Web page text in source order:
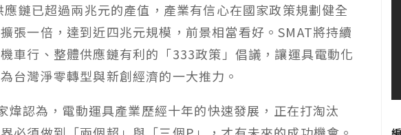
鏈已超過兩兆元的產值，產業有信心在國家政策規劃健全
張一倍，達到近四兆元規模，前景相當看好。SMAT將持續
車行、整體供應鏈有利的「333政策」倡議，讓運具電動化
台灣淨零轉型與新創經濟的一大推力。
煒認為，電動運具產業歷經十年的快速發展，正在打淘汰